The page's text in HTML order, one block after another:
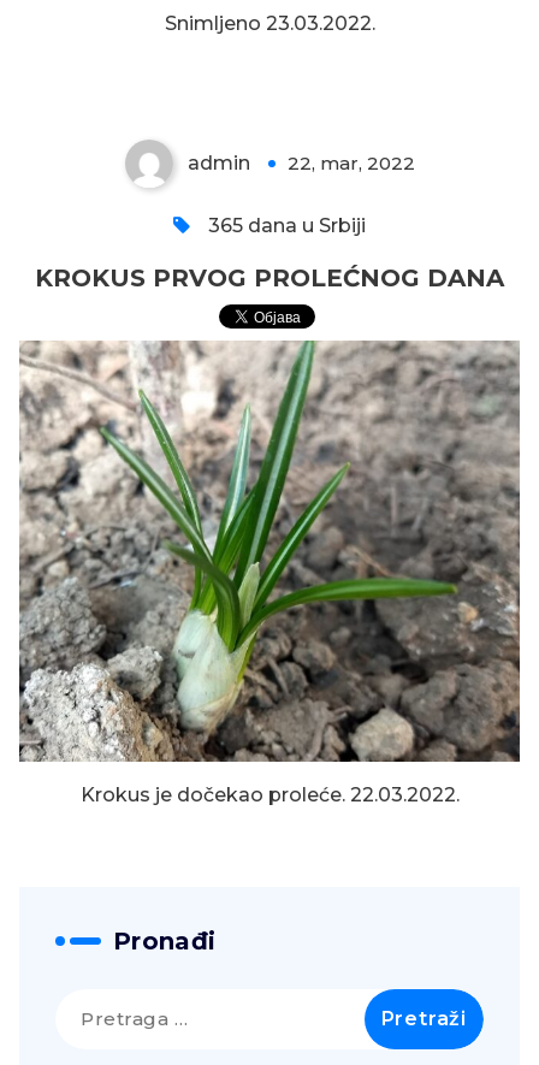
Snimljeno 23.03.2022.
KROKUS PRVOG PROLEĆNOG
admin 22, mar, 2022
365 dana u Srbiji
KROKUS PRVOG PROLEĆNOG DANA
Krokus je dočekao proleće. 22.03.2022.
Pronađi